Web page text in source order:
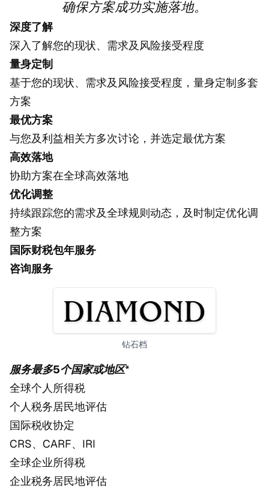
确保方案成功实施落地。
深度了解
深入了解您的现状、需求及风险接受程度
量身定制
基于您的现状、需求及风险接受程度，量身定制多套
方案
最优方案
与您及利益相关方多次讨论，并选定最优方案
高效落地
协助方案在全球高效落地
优化调整
持续跟踪您的需求及全球规则动态，及时制定优化调
整方案
国际财税包年服务
咨询服务
钻石档
服务最多5个国家或地区*
全球个人所得税
个人税务居民地评估
国际税收协定
CRS、CARF、IRI
全球企业所得税
企业税务居民地评估